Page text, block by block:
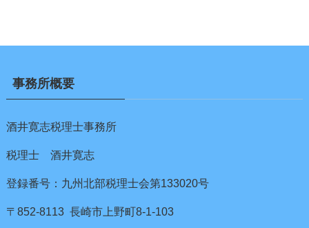
事務所概要
酒井寛志税理士事務所
税理士 酒井寛志
登録番号：九州北部税理士会第133020号
〒852-8113 長崎市上野町8-1-103